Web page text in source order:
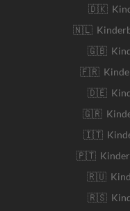
🇩🇰
🇳🇱
🇬🇧
🇫🇷
🇩🇪
🇬🇷
🇮🇹
🇵🇹
🇷🇺
🇷🇸